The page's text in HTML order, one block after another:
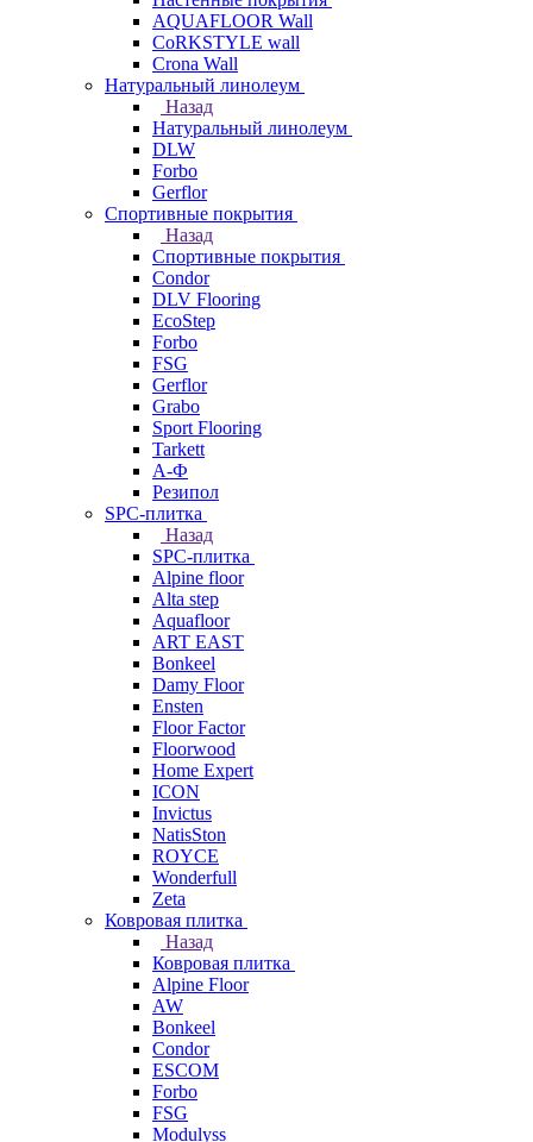
AQUAFLOOR Wall
CoRKSTYLE wall
Crona Wall
Натуральный линолеум
Назад
Натуральный линолеум
DLW
Forbo
Gerflor
Спортивные покрытия
Назад
Спортивные покрытия
Condor
DLV Flooring
EcoStep
Forbo
FSG
Gerflor
Grabo
Sport Flooring
Tarkett
А-Ф
Резипол
SPC-плитка
Назад
SPC-плитка
Alpine floor
Alta step
Aquafloor
ART EAST
Bonkeel
Damy Floor
Ensten
Floor Factor
Floorwood
Home Expert
ICON
Invictus
NatisSton
ROYCE
Wonderfull
Zeta
Ковровая плитка
Назад
Ковровая плитка
Alpine Floor
AW
Bonkeel
Condor
ESCOM
Forbo
FSG
Modulyss